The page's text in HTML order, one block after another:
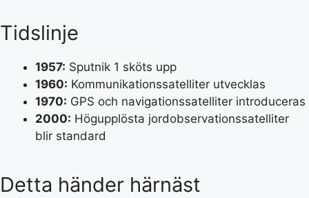
Tidslinje
1957: Sputnik 1 sköts upp
1960: Kommunikationssatelliter utvecklas
1970: GPS och navigationssatelliter introduceras
2000: Högupplösta jordobservationssatelliter
blir standard
Detta händer härnäst